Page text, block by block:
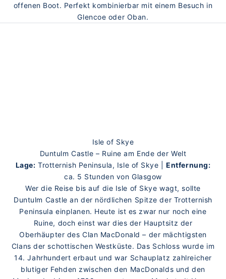
offenen Boot. Perfekt kombinierbar mit einem Besuch in
Glencoe oder Oban.
Isle of Skye
Duntulm Castle – Ruine am Ende der Welt
Lage: Trotternish Peninsula, Isle of Skye |Entfernung:
ca. 5 Stunden von Glasgow
Wer die Reise bis auf die Isle of Skye wagt, sollte
Duntulm Castle an der nördlichen Spitze der Trotternish
Peninsula einplanen. Heute ist es zwar nur noch eine
Ruine, doch einst war dies der Hauptsitz der
Oberhäupter des Clan MacDonald – der mächtigsten
Clans der schottischen Westküste. Das Schloss wurde im
14. Jahrhundert erbaut und war Schauplatz zahlreicher
blutiger Fehden zwischen den MacDonalds und den